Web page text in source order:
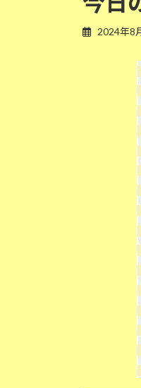
2024年8